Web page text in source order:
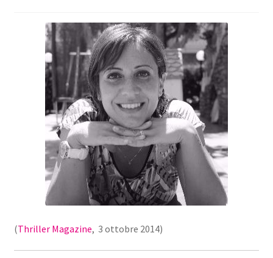
CHI SIAMO
(Thriller Magazine, 3 ottobre 2014)